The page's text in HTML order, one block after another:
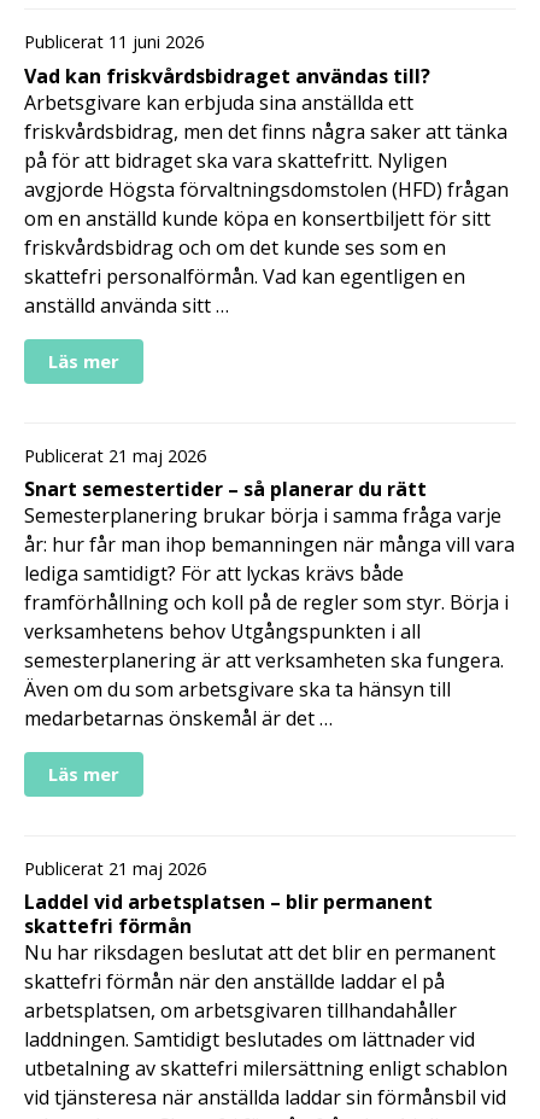
Publicerat 11 juni 2026
Vad kan friskvårdsbidraget användas till?
Arbetsgivare kan erbjuda sina anställda ett
friskvårdsbidrag, men det finns några saker att tänka
på för att bidraget ska vara skattefritt. Nyligen
avgjorde Högsta förvaltningsdomstolen (HFD) frågan
om en anställd kunde köpa en konsertbiljett för sitt
friskvårdsbidrag och om det kunde ses som en
skattefri personalförmån. Vad kan egentligen en
anställd använda sitt …
Läs mer
Publicerat 21 maj 2026
Snart semestertider – så planerar du rätt
Semesterplanering brukar börja i samma fråga varje
år: hur får man ihop bemanningen när många vill vara
lediga samtidigt? För att lyckas krävs både
framförhållning och koll på de regler som styr. Börja i
verksamhetens behov Utgångspunkten i all
semesterplanering är att verksamheten ska fungera.
Även om du som arbetsgivare ska ta hänsyn till
medarbetarnas önskemål är det …
Läs mer
Publicerat 21 maj 2026
Laddel vid arbetsplatsen – blir permanent
skattefri förmån
Nu har riksdagen beslutat att det blir en permanent
skattefri förmån när den anställde laddar el på
arbetsplatsen, om arbetsgivaren tillhandahåller
laddningen. Samtidigt beslutades om lättnader vid
utbetalning av skattefri milersättning enligt schablon
vid tjänsteresa när anställda laddar sin förmånsbil vid